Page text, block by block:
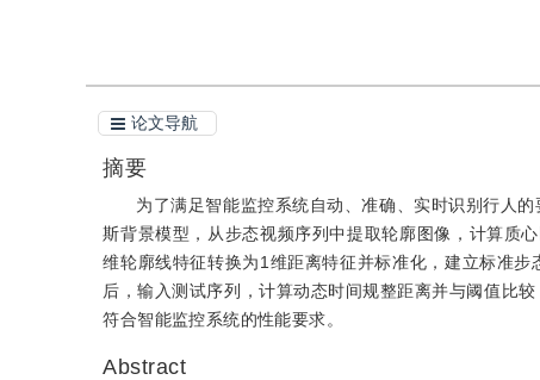
论文导航
摘要
为了满足智能监控系统自动、准确、实时识别行人
斯背景模型，从步态视频序列中提取轮廓图像，计算质
维轮廓线特征转换为1维距离特征并标准化，建立标准
后，输入测试序列，计算动态时间规整距离并与阈值比
符合智能监控系统的性能要求。
Abstract